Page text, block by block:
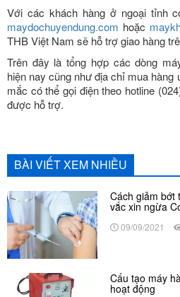
Với các khách hàng ở ngoại tỉnh
maydochuyendung.com hoặc
THB Việt Nam sẽ hỗ trợ giao hàng
Trên đây là tổng hợp các dòng
hiện nay cũng như địa chỉ mua hàng
mắc có thể gọi điện theo hotline
được hỗ trợ.
BÀI VIẾT XEM NHIỀU
Cách giảm bớt
vắc xin ngừa
09/09/2021
Cấu tạo máy
hoạt động